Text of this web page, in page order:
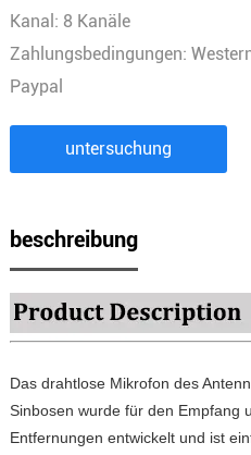
Kanal: 8 Kanäle
Zahlungsbedingungen:
Paypal
untersuchung
beschreibung
Das drahtlose Mikrofon des
Sinbosen wurde für den Empfang
Entfernungen entwickelt und ist